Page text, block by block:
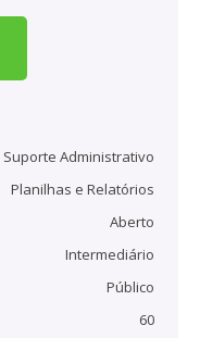
Suporte Administrativo
Planilhas e Relatórios
Aberto
Intermediário
Público
60